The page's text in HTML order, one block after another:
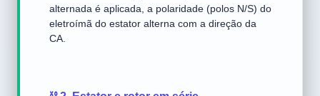
alternada é aplicada, a polaridade (polos N/S) do
eletroímã do estator alterna com a direção da
CA.